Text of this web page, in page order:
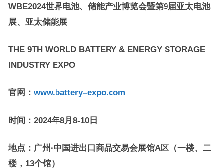
WBE2024世界电池、 储能产业博览会暨第9届亚太电池
展、亚太储能展
THE 9TH WORLD BATTERY & ENERGY STORAGE
INDUSTRY EXPO
官网 ： www.battery–expo.com
时间： 2024年8月 8-10日
地点： 广州·中国进出口商品交易会展馆A区（一楼、二
楼，13个馆）